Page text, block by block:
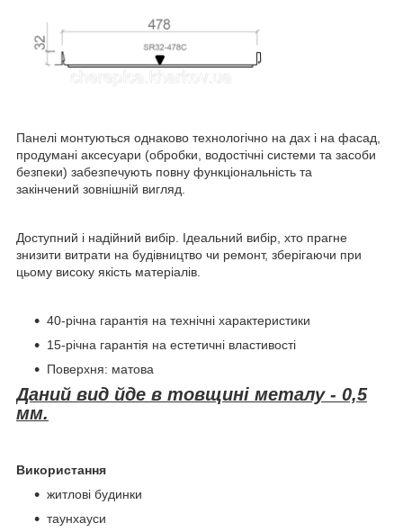
Панелі монтуються однаково технологічно на дах і на фасад,
продумані аксесуари (обробки, водостічні системи та засоби
безпеки) забезпечують повну функціональність та
закінчений зовнішній вигляд.
Доступний і надійний вибір. Ідеальний вибір, хто прагне
знизити витрати на будівництво чи ремонт, зберігаючи при
цьому високу якість матеріалів.
40-річна гарантія на технічні характеристики
15-річна гарантія на естетичні властивості
Поверхня: матова
Даний вид йде в товщині металу - 0,5
мм.
Використання
житлові будинки
таунхауси